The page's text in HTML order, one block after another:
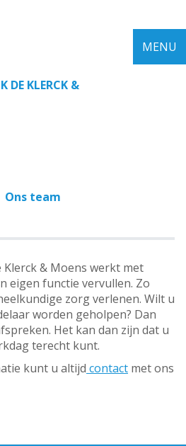
DE KLERCK &
MENU
Ons team
& Moens werkt met
eigen functie vervullen. Zo
zorg verlenen. Wilt u
worden geholpen? Dan
Het kan dan zijn dat u
terecht kunt.
kunt u altijd contact met ons